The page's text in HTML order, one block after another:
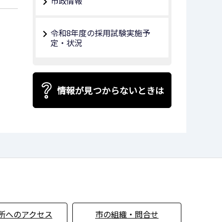
令和8年度の採用試験実施予
定・状況
情報が見つからないときは
へのアクセス 市の組織・問合せ